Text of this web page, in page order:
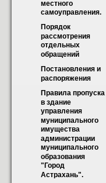
местного
самоуправления.
Порядок
рассмотрения
отдельных
обращений
Постановления и
распоряжения
Правила пропуска
в здание
управления
муниципального
имущества
администрации
муниципального
образования
"Город
Астрахань".